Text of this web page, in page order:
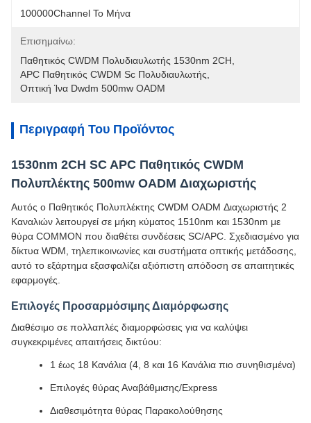
100000Channel Το Μήνα
Επισημαίνω:
Παθητικός CWDM Πολυδιαυλωτής 1530nm 2CH
APC Παθητικός CWDM Sc Πολυδιαυλωτής
Οπτική Ίνα Dwdm 500mw OADM
Περιγραφή Του Προϊόντος
1530nm 2CH SC APC Παθητικός CWDM
Πολυπλέκτης 500mw OADM Διαχωριστής
Αυτός ο Παθητικός Πολυπλέκτης CWDM OADM Διαχωριστής 2
Καναλιών λειτουργεί σε μήκη κύματος 1510nm και 1530nm με
θύρα COMMON που διαθέτει συνδέσεις SC/APC. Σχεδιασμένο για
δίκτυα WDM, τηλεπικοινωνίες και συστήματα οπτικής μετάδοσης,
αυτό το εξάρτημα εξασφαλίζει αξιόπιστη απόδοση σε απαιτητικές
εφαρμογές.
Επιλογές Προσαρμόσιμης Διαμόρφωσης
Διαθέσιμο σε πολλαπλές διαμορφώσεις για να καλύψει
συγκεκριμένες απαιτήσεις δικτύου:
1 έως 18 Κανάλια (4, 8 και 16 Κανάλια πιο συνηθισμένα)
Επιλογές θύρας Αναβάθμισης/Express
Διαθεσιμότητα θύρας Παρακολούθησης